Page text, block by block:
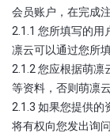
会员账户，在完成
2.1.1 您所填写的用
凛云可以通过您所
2.1.2 您应根据萌凛
等资料，否则萌凛
2.1.3 如果您提供的
将有权向您发出询